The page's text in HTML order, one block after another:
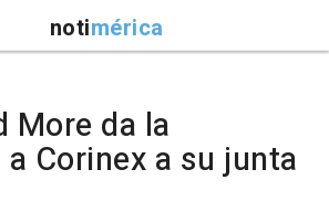
notimérica
More da la
Corinex a su junta